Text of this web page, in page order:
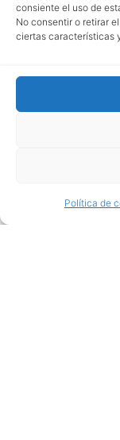
consiente el uso de
No consentir o retirar
ciertas características
Política de